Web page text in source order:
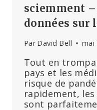
sciemment
données sur
Par David Bell mai
Tout en
pays et les
risque de
rapidement, les
sont